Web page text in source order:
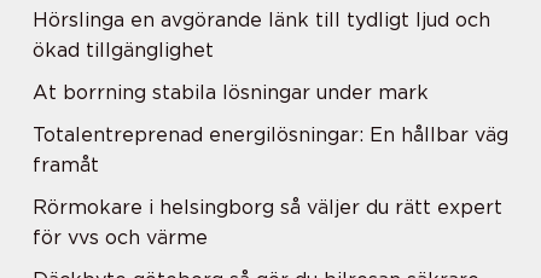
Hörslinga en avgörande länk till tydligt ljud och
ökad tillgänglighet
At borrning stabila lösningar under mark
Totalentreprenad energilösningar: En hållbar väg
framåt
Rörmokare i helsingborg så väljer du rätt expert
för vvs och värme